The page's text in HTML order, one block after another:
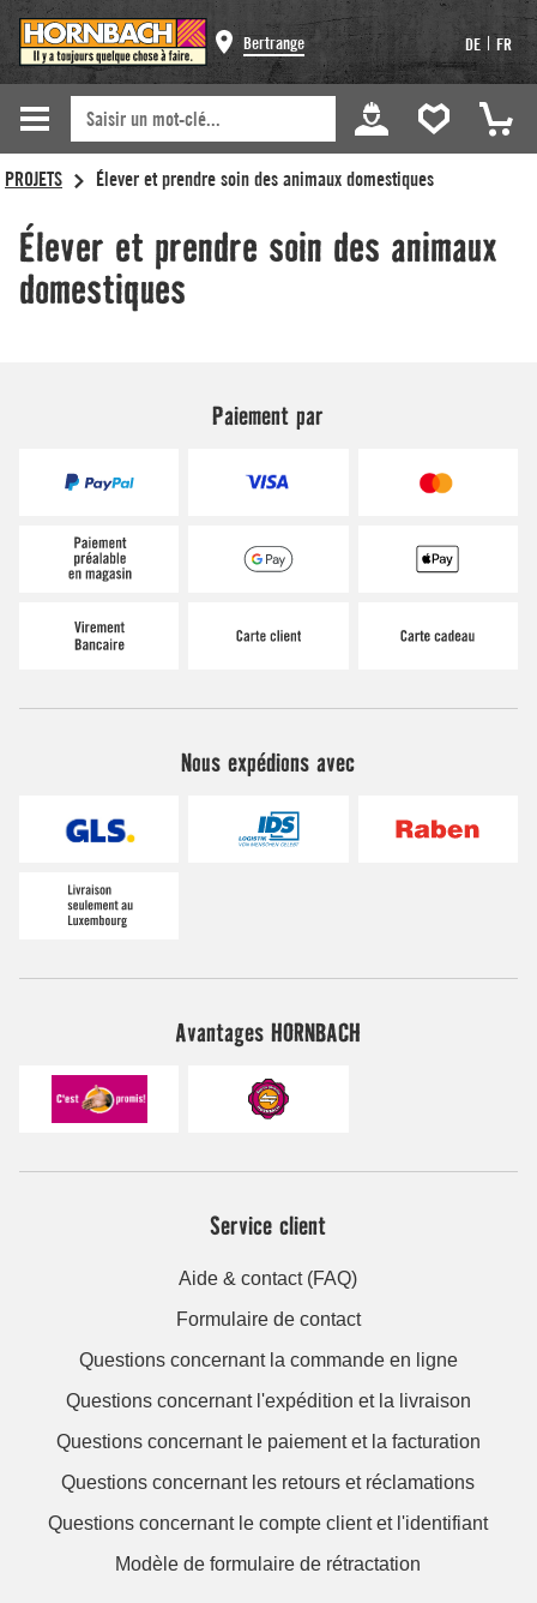
Bertrange DE FR
Paiement par
Nous expédions avec
Avantages HORNBACH
Service client
Aide & contact (FAQ)
Formulaire de contact
Questions concernant la commande en ligne
Questions concernant l'expédition et la livraison
Questions concernant le paiement et la facturation
Questions concernant les retours et réclamations
Questions concernant le compte client et l'identifiant
Modèle de formulaire de rétractation